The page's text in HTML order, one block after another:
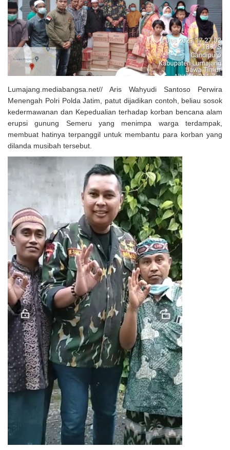
Uji Coba Program NADI JKN
Lumajang.mediabangsa.net// Aris Wahyudi Santoso Perwira
Menengah Polri Polda Jatim, patut dijadikan contoh, beliau sosok
kedermawanan dan Kepedualian terhadap korban bencana alam
erupsi gunung Semeru yang menimpa warga terdampak,
membuat hatinya terpanggil untuk membantu para korban yang
dilanda musibah tersebut.